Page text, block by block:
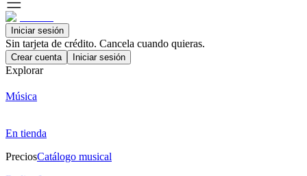
Iniciar sesión
Sin tarjeta de crédito. Cancela cuando quieras.
Crear cuenta Iniciar sesión
Explorar
Música
En tienda
PreciosCatálogo musical